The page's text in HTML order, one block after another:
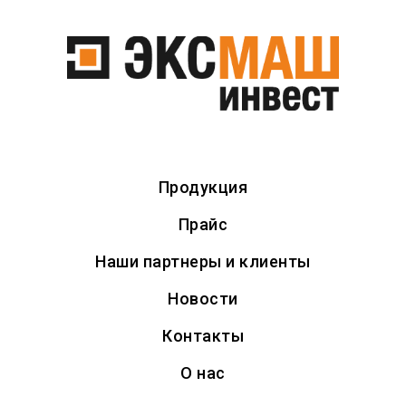
Продукция
Прайс
Наши партнеры и клиенты
Новости
Контакты
О нас
Производство ковшей
Hitachi